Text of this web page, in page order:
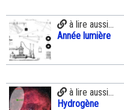
à lire aussi...
Année lumière
à lire aussi...
Hydrogène